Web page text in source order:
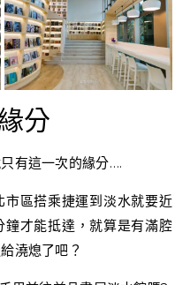
分
有這一次的緣分….
區搭乘捷運到淡水就要近
鐘才能抵達，就算是有滿腔
澆熄了吧？